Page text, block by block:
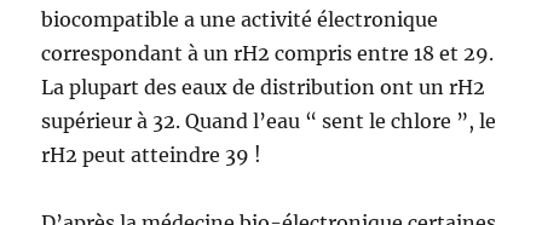
biocompatible a une activité électronique
correspondant à un rH2 compris entre 18 et 29.
La plupart des eaux de distribution ont un rH2
supérieur à 32. Quand l’eau “ sent le chlore ”, le
rH2 peut atteindre 39 !